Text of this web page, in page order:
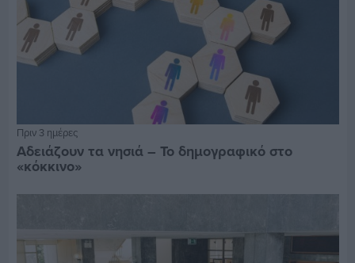
Πριν 3 ημέρες
Αδειάζουν τα νησιά – Το δημογραφικό στο
«κόκκινο»